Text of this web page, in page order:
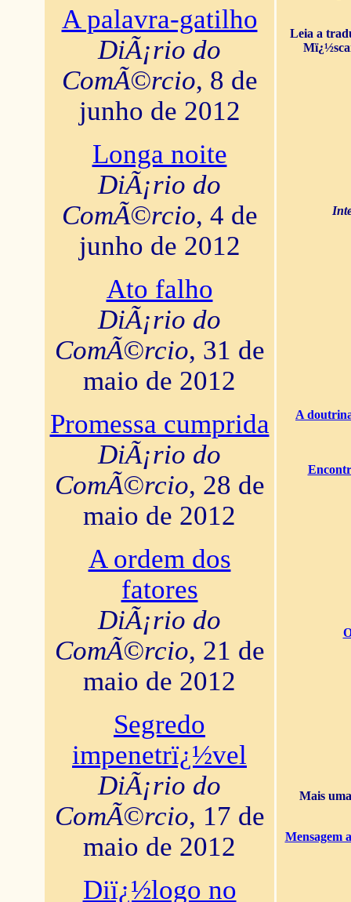
A palavra-gatilho
DiÃ¡rio do
ComÃ©rcio, 8 de
junho de 2012
Longa noite
DiÃ¡rio do
ComÃ©rcio, 4 de
junho de 2012
Ato falho
DiÃ¡rio do
ComÃ©rcio, 31 de
maio de 2012
Promessa cumprida
DiÃ¡rio do
ComÃ©rcio, 28 de
maio de 2012
A ordem dos
fatores
DiÃ¡rio do
ComÃ©rcio, 21 de
maio de 2012
Segredo
impenetrï¿½vel
DiÃ¡rio do
ComÃ©rcio, 17 de
maio de 2012
Diï¿½logo no
Leia a
A
Mais
Mensagem